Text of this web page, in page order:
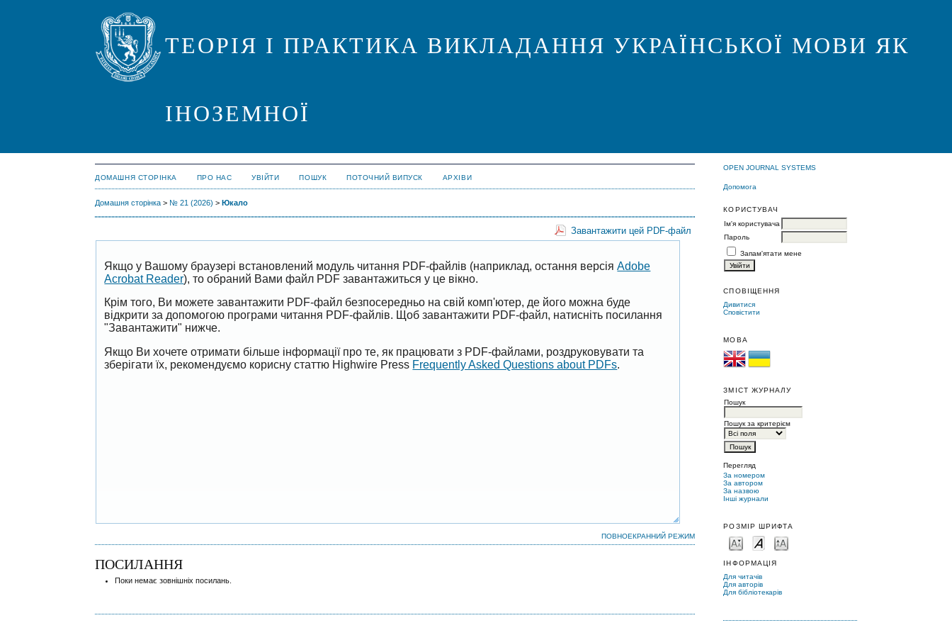
ТЕОРІЯ І ПРАКТИКА ВИКЛАДАННЯ УКРАЇНСЬКОЇ МОВИ ЯК
ІНОЗЕМНОЇ
OPEN JOURNAL SYSTEMS
Допомога
КОРИСТУВАЧ
Ім'я користувача
Пароль
Запам'ятати мене
СПОВІЩЕННЯ
Дивитися
Сповістити
МОВА
ЗМІСТ ЖУРНАЛУ
Пошук
Пошук за критерієм
Перегляд
За номером
За автором
За назвою
Інші журнали
РОЗМІР ШРИФТА
ІНФОРМАЦІЯ
Для читачів
Для авторів
Для бібліотекарів
ДОМАШНЯ СТОРІНКА ПРО НАС УВІЙТИ ПОШУК ПОТОЧНИЙ ВИПУСК АРХІВИ
Домашня сторінка > № 21 (2026) >Юкало
Завантажити цей PDF-файл
Якщо у Вашому браузері встановлений модуль читання PDF-файлів (наприклад, остання версіяAdobe
Acrobat Reader), то обраний Вами файл PDF завантажиться у це вікно.
Крім того, Ви можете завантажити PDF-файл безпосередньо на свій комп'ютер, де його можна буде
відкрити за допомогою програми читання PDF-файлів. Щоб завантажити PDF-файл, натисніть посилання
"Завантажити" нижче.
Якщо Ви хочете отримати більше інформації про те, як працювати з PDF-файлами, роздруковувати та
зберігати їх, рекомендуємо корисну статтю Highwire Press Frequently Asked Questions about PDFs.
ПОВНОЕКРАННИЙ РЕЖИМ
ПОСИЛАННЯ
Поки немає зовнішніх посилань.